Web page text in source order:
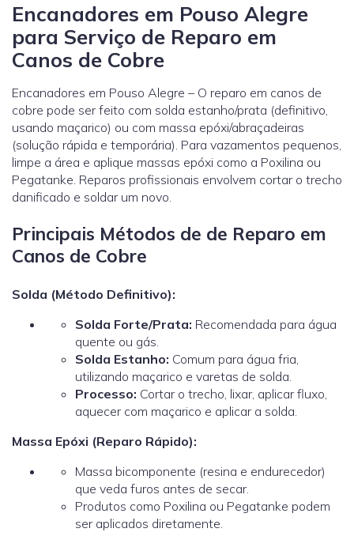
Encanadores em Pouso Alegre
para Serviço de Reparo em
Canos de Cobre
Encanadores em Pouso Alegre – O reparo em canos de
cobre pode ser feito com solda estanho/prata (definitivo,
usando maçarico) ou com massa epóxi/abraçadeiras
(solução rápida e temporária). Para vazamentos pequenos,
limpe a área e aplique massas epóxi como a Poxilina ou
Pegatanke. Reparos profissionais envolvem cortar o trecho
danificado e soldar um novo.
Principais Métodos de de Reparo em
Canos de Cobre
Solda (Método Definitivo):
Solda Forte/Prata: Recomendada para água
quente ou gás.
Solda Estanho: Comum para água fria,
utilizando maçarico e varetas de solda.
Processo: Cortar o trecho, lixar, aplicar fluxo,
aquecer com maçarico e aplicar a solda.
Massa Epóxi (Reparo Rápido):
Massa bicomponente (resina e endurecedor)
que veda furos antes de secar.
Produtos como Poxilina ou Pegatanke podem
ser aplicados diretamente.